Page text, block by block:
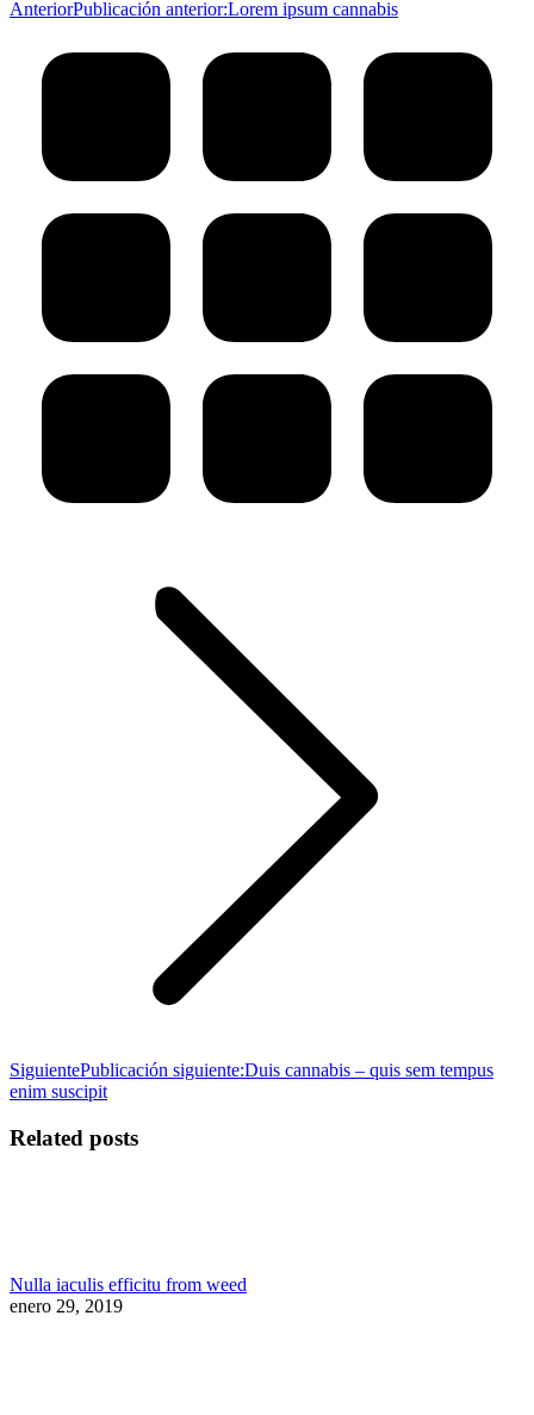
AnteriorPublicación anterior:Lorem ipsum cannabis
SiguientePublicación siguiente:Duis cannabis – quis sem tempus
enim suscipit
Related posts
Nulla iaculis efficitu from weed
enero 29, 2019